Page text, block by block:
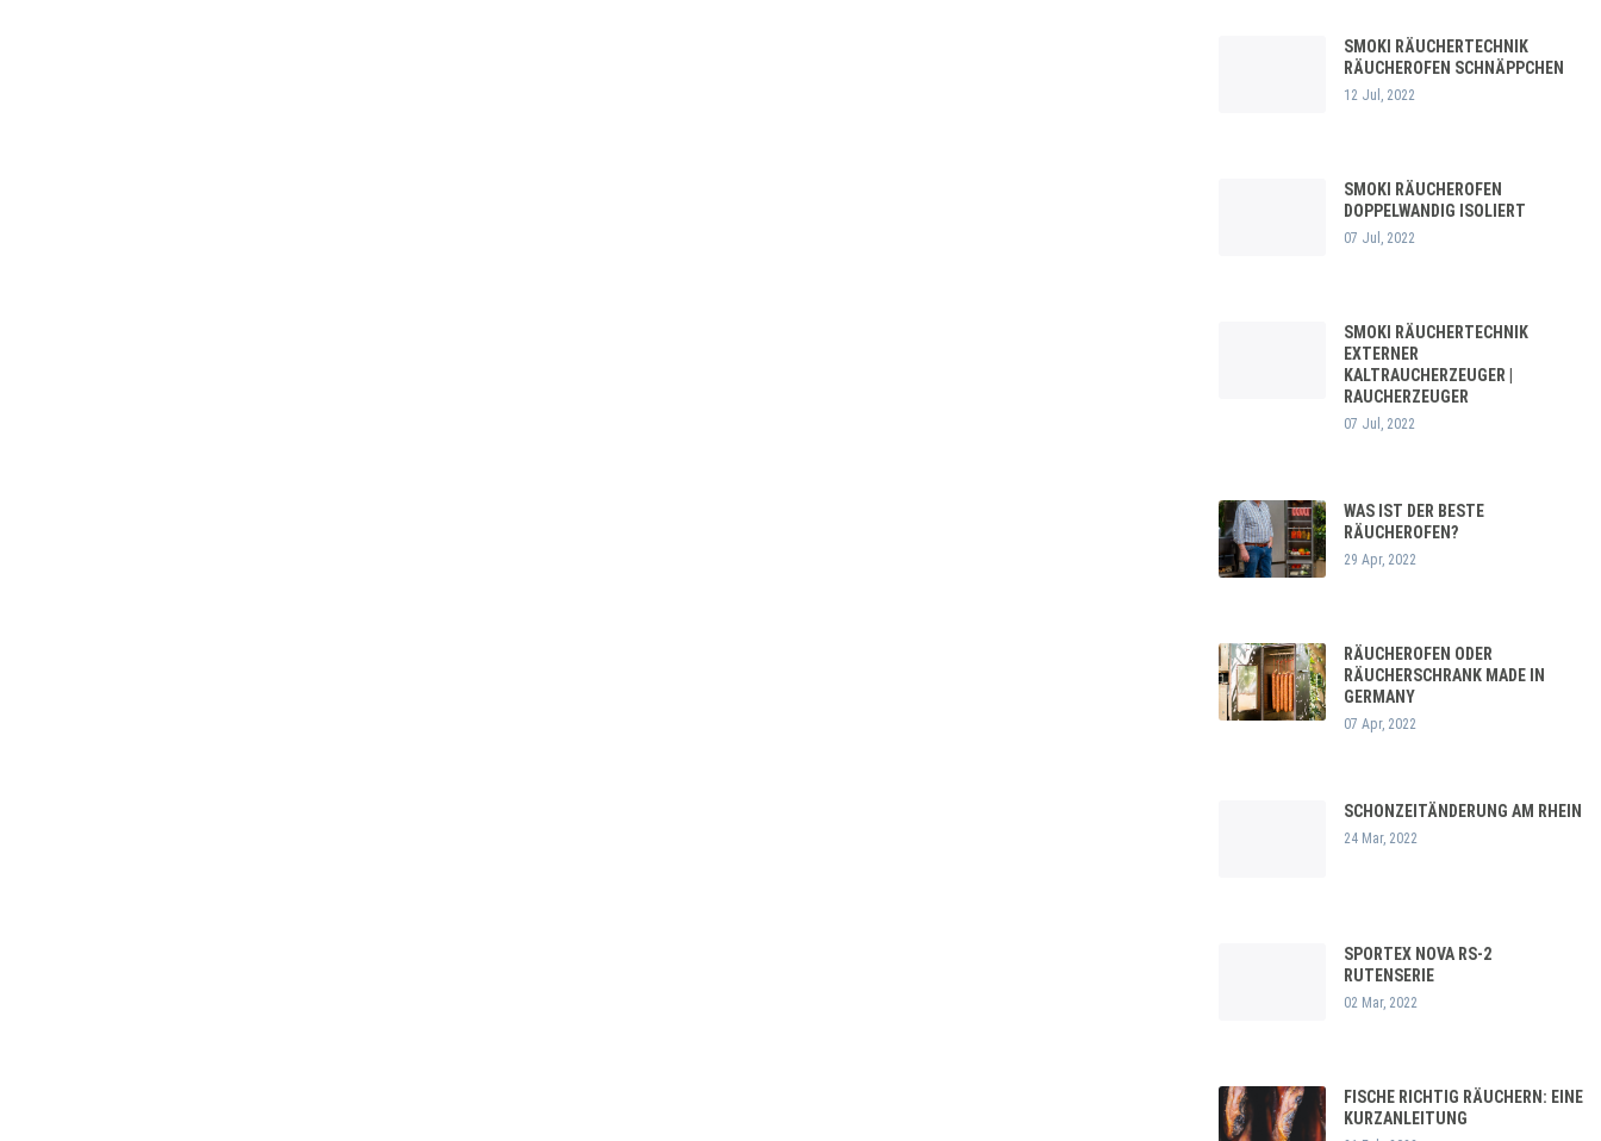
SMOKI RÄUCHERTECHNIK
RÄUCHEROFEN SCHNÄPPCHEN
12 Jul, 2022
SMOKI RÄUCHEROFEN
DOPPELWANDIG ISOLIERT
07 Jul, 2022
SMOKI RÄUCHERTECHNIK
EXTERNER
KALTRAUCHERZEUGER |
RAUCHERZEUGER
07 Jul, 2022
WAS IST DER BESTE
RÄUCHEROFEN?
29 Apr, 2022
RÄUCHEROFEN ODER
RÄUCHERSCHRANK MADE IN
GERMANY
07 Apr, 2022
SCHONZEITÄNDERUNG AM RHEIN
24 Mar, 2022
SPORTEX NOVA RS-2
RUTENSERIE
02 Mar, 2022
FISCHE RICHTIG RÄUCHERN: EINE
KURZANLEITUNG